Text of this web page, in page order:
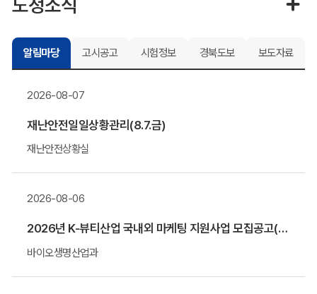
도정소식
알림마당 고시공고 시험정보 경북도보 보도자료
2026-08-07
재난안전일일상황관리(8.7.금)
재난안전상황실
2026-08-06
2026년 K-뷰티산업 국내외 마케팅 지원사업 모집공고(말레이시아&우즈베키스탄 공동관)
바이오생명산업과